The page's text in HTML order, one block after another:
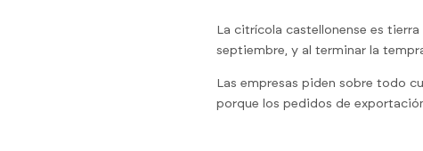
La citrícola castellonense es
septiembre, y al terminar la
Las empresas piden sobre todo
porque los pedidos de